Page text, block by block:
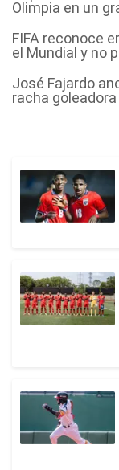
Olimpia en un
FIFA reconoce
el Mundial y no
José Fajardo
racha